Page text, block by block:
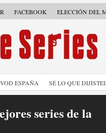
FACEBOOK ELECCIÓN DEL
ESPAÑA SÉ LO QUE
series de la